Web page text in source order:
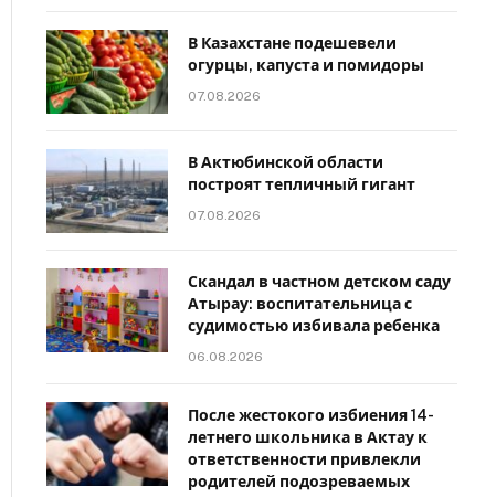
В Казахстане подешевели
огурцы, капуста и помидоры
07.08.2026
В Актюбинской области
построят тепличный гигант
07.08.2026
Скандал в частном детском саду
Атырау: воспитательница с
судимостью избивала ребенка
06.08.2026
После жестокого избиения 14-
летнего школьника в Актау к
ответственности привлекли
родителей подозреваемых